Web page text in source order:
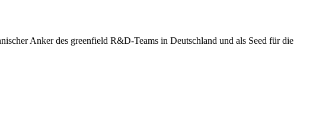
Anker des greenfield R&D-Teams in Deutschland und als Seed für die